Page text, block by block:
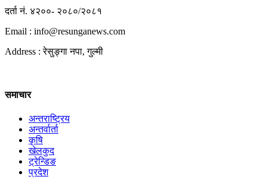
दर्ता नं. ४२००- २०८०/२०८१
Email : info@resunganews.com
Address : रेसुङ्गा नपा, गुल्मी
समाचार
अन्तराष्ट्रिय
अन्तर्वार्ता
कृषि
खेलकुद
ट्रेन्डिङ
प्रदेश